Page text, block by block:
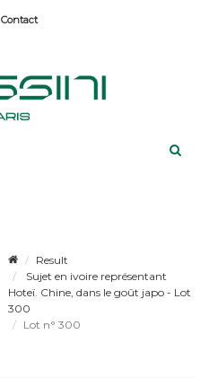
Contact
Result
Sujet en ivoire représentant
Hoteï. Chine, dans le goût japo - Lot
300
Lot n° 300